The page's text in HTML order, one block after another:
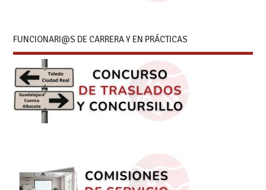
FUNCIONARI@S DE CARRERA Y EN PRÁCTICAS